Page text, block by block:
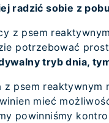
radzić sobie z
z psem
potrzebować
tryb dnia,
psem reaktywnym
mieć
powinniśmy